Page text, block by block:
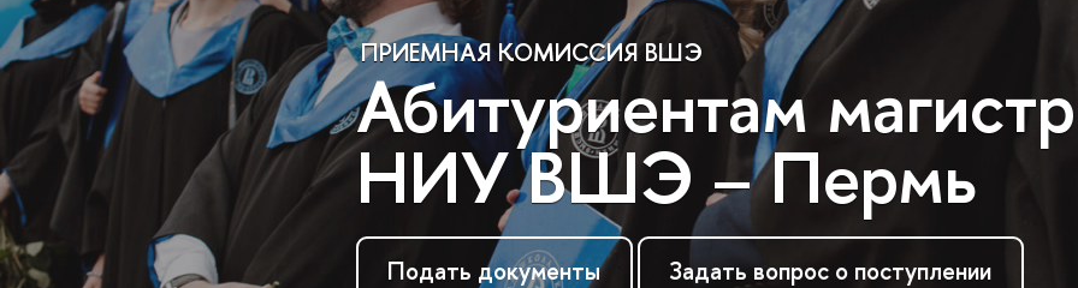
ПРИЕМНАЯ КОМИССИЯ ВШЭ
Абитуриентам
НИУ ВШЭ – Пермь
Подать документы Задать вопрос о поступлении